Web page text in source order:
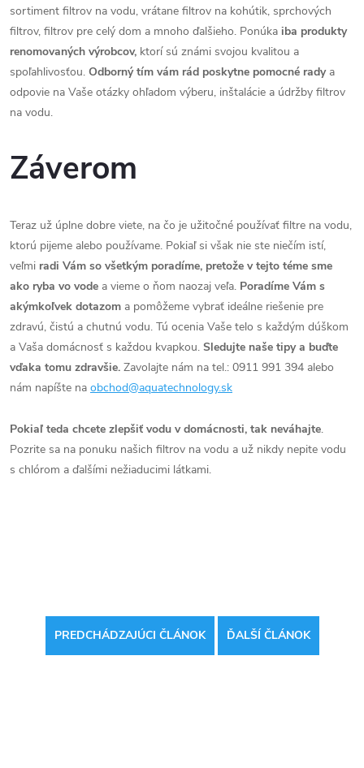
sortiment filtrov na vodu, vrátane filtrov na kohútik, sprchových
filtrov, filtrov pre celý dom a mnoho ďalšieho. Ponúka iba produkty
renomovaných výrobcov, ktorí sú známi svojou kvalitou a
spoľahlivosťou. Odborný tím vám rád poskytne pomocné radya
odpovie na Vaše otázky ohľadom výberu, inštalácie a údržby filtrov
na vodu.
Záverom
Teraz už úplne dobre viete, na čo je užitočné používať filtre na vodu,
ktorú pijeme alebo používame. Pokiaľ si však nie ste niečím istí,
veľmi radi Vám so všetkým poradíme, pretože v tejto téme sme
ako ryba vo vode a vieme o ňom naozaj veľa. Poradíme Vám s
akýmkoľvek dotazom a pomôžeme vybrať ideálne riešenie pre
zdravú, čistú a chutnú vodu. Tú ocenia Vaše telo s každým dúškom
a Vaša domácnosť s každou kvapkou. Sledujte naše tipy a buďte
vďaka tomu zdravšie. Zavolajte nám na tel.: 0911 991 394 alebo
nám napíšte na obchod@aquatechnology.sk
Pokiaľ teda chcete zlepšiť vodu v domácnosti, tak neváhajte.
Pozrite sa na ponuku našich filtrov na vodu a už nikdy nepite vodu
s chlórom a ďalšími nežiaducimi látkami.
PREDCHÁDZAJÚCI ČLÁNOK ĎALŠÍ ČLÁNOK